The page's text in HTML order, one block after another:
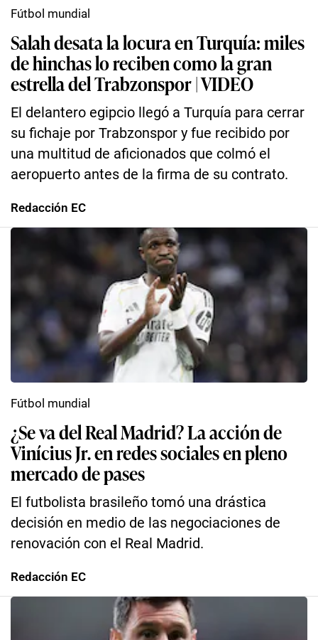
Salah desata la locura en Turquía: miles
de hinchas lo reciben como la gran
estrella del Trabzonspor | VIDEO
El delantero egipcio llegó a Turquía para cerrar
su fichaje por Trabzonspor y fue recibido por
una multitud de aficionados que colmó el
aeropuerto antes de la firma de su contrato.
Fútbol mundial
Redacción EC
¿Se va del Real Madrid? La acción de
Vinícius Jr. en redes sociales en pleno
mercado de pases
El futbolista brasileño tomó una drástica
decisión en medio de las negociaciones de
renovación con el Real Madrid.
Fútbol mundial
Redacción EC